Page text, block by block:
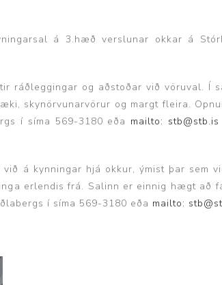
á 3.hæð verslunar okkar á
ráðleggingar og aðstoðar við vöruval. Í
skynörvunarvörur og margt fleira.
í síma 569-3180 eða mailto: stb@stb.is
á kynningar hjá okkur, ýmist þar sem
erlendis frá. Salinn er einnig hægt að
í síma 569-3180 eða mailto: